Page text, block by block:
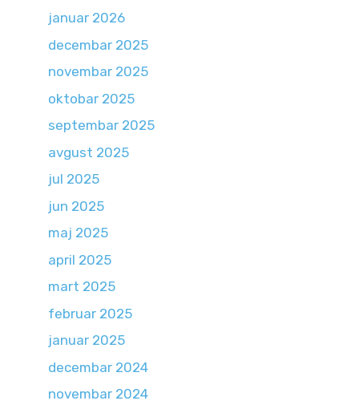
januar 2026
decembar 2025
novembar 2025
oktobar 2025
septembar 2025
avgust 2025
jul 2025
jun 2025
maj 2025
april 2025
mart 2025
februar 2025
januar 2025
decembar 2024
novembar 2024